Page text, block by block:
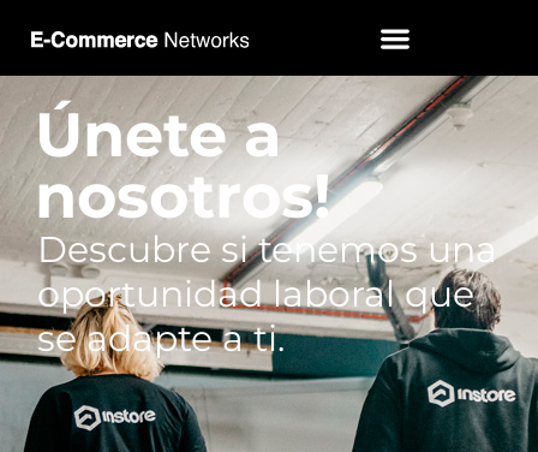
Únete a
nosotros!
Descubre si tenemos una
oportunidad laboral que
se adapte a ti.